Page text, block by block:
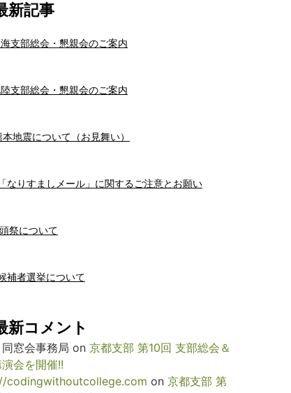
新記事
支部総会・懇親会のご案内
支部総会・懇親会のご案内
地震について（お見舞い）
なりすましメール」に関するご注意とお願い
祭について
補者選挙について
新コメント
同窓会事務局 on 京都支部 第10回 支部総会＆
会を開催!!
codingwithoutcollege.com on 京都支部 第